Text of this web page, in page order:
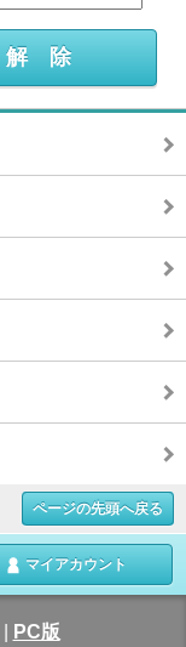
ページの先頭へ戻る
マイアカウント
PC版